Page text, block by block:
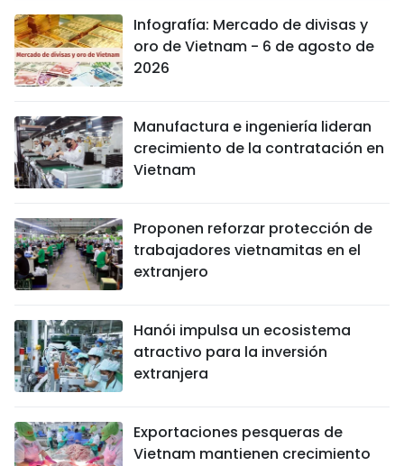
Infografía: Mercado de divisas y
oro de Vietnam - 6 de agosto de
2026
Manufactura e ingeniería lideran
crecimiento de la contratación en
Vietnam
Proponen reforzar protección de
trabajadores vietnamitas en el
extranjero
Hanói impulsa un ecosistema
atractivo para la inversión
extranjera
Exportaciones pesqueras de
Vietnam mantienen crecimiento